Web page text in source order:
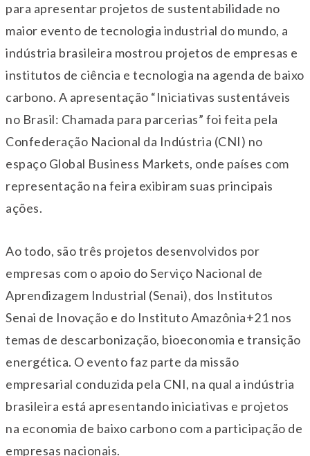
para apresentar projetos de sustentabilidade no
maior evento de tecnologia industrial do mundo, a
indústria brasileira mostrou projetos de empresas e
institutos de ciência e tecnologia na agenda de baixo
carbono. A apresentação “Iniciativas sustentáveis
no Brasil: Chamada para parcerias” foi feita pela
Confederação Nacional da Indústria (CNI) no
espaço Global Business Markets, onde países com
representação na feira exibiram suas principais
ações.
Ao todo, são três projetos desenvolvidos por
empresas com o apoio do Serviço Nacional de
Aprendizagem Industrial (Senai), dos Institutos
Senai de Inovação e do Instituto Amazônia+21 nos
temas de descarbonização, bioeconomia e transição
energética. O evento faz parte da missão
empresarial conduzida pela CNI, na qual a indústria
brasileira está apresentando iniciativas e projetos
na economia de baixo carbono com a participação de
empresas nacionais.